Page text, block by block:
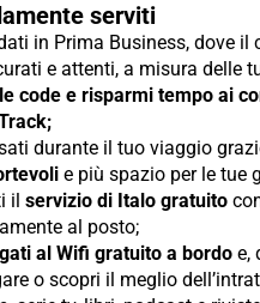
serviti
in Prima Business, dove
e attenti, a misura delle
code e risparmi tempo ai
durante il tuo viaggio
e più spazio per le tue
il servizio di Italo gratuito
al posto;
al Wifi gratuito a bordo e,
o scopri il meglio